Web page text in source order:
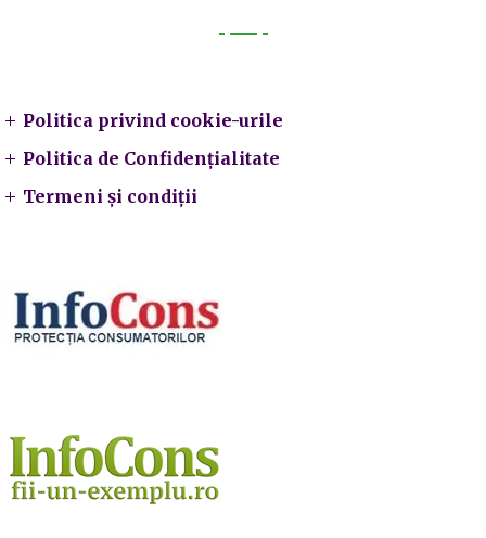
Politica privind cookie-urile
Politica de Confidențialitate
Termeni și condiții